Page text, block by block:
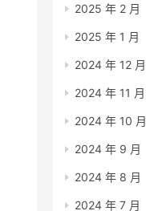
2025 年 2 月
2025 年 1 月
2024 年 12 月
2024 年 11 月
2024 年 10 月
2024 年 9 月
2024 年 8 月
2024 年 7 月